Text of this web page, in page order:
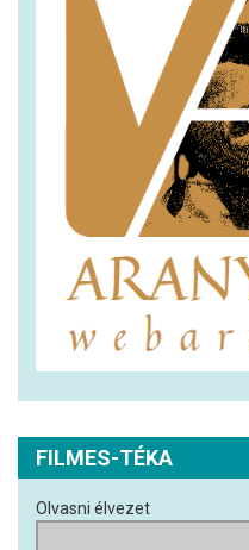
FILMES-TÉKA
Olvasni élvezet